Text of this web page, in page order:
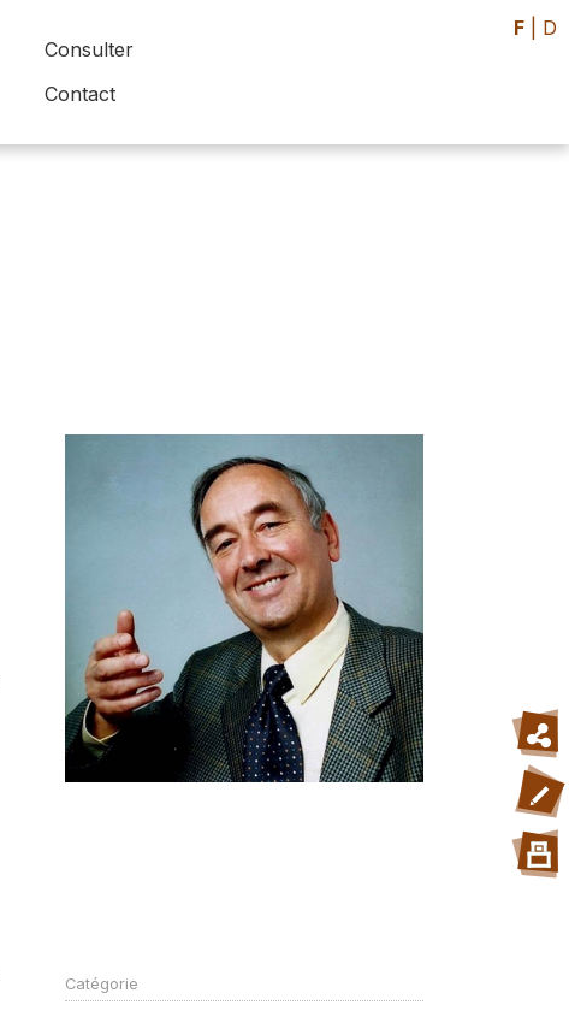
Consulter
Contact
F D
Catégorie